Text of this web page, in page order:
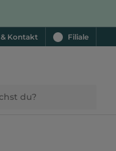
& Kontakt Filiale